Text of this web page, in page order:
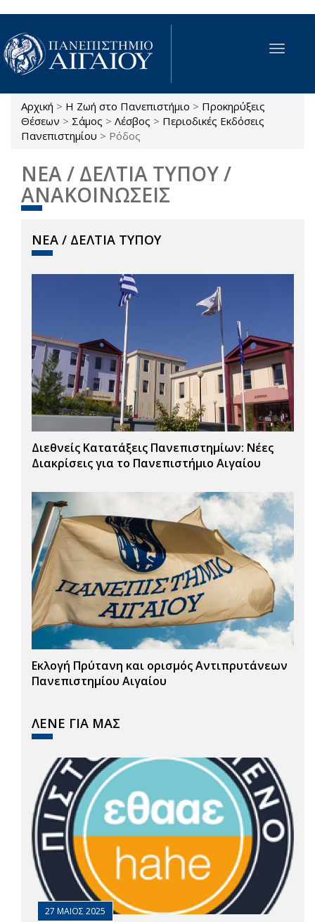
Παράκαμψη προς το κυρίως περιεχόμενο
Toggle
Είστε εδώ
Αρχική > Η Ζωή στο Πανεπιστήμιο > Προκηρύξεις
Θέσεων > Σάμος > Λέσβος > Περιοδικές Εκδόσεις
Πανεπιστημίου > Ρόδος
ΝΕΑ / ΔΕΛΤΙΑ ΤΥΠΟΥ /
ΑΝΑΚΟΙΝΩΣΕΙΣ
ΝΕΑ / ΔΕΛΤΙΑ ΤΥΠΟΥ
Διεθνείς Κατατάξεις Πανεπιστημίων: Νέες
Διακρίσεις για το Πανεπιστήμιο Αιγαίου
Εκλογή Πρύτανη και ορισμός Αντιπρυτάνεων
Πανεπιστημίου Αιγαίου
ΛΕΝΕ ΓΙΑ ΜΑΣ
27 ΜΑΙΟΣ 2025